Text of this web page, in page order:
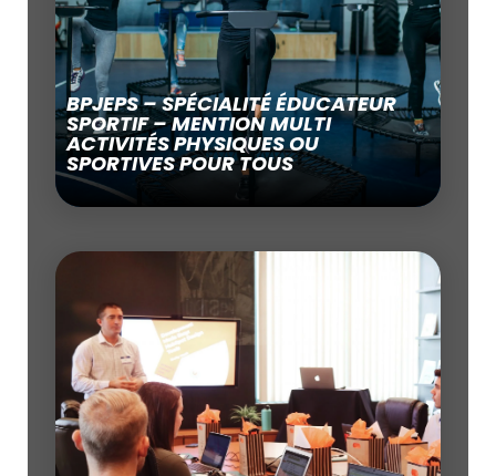
BPJEPS – SPÉCIALITÉ ÉDUCATEUR
SPORTIF – MENTION MULTI
ACTIVITÉS PHYSIQUES OU
SPORTIVES POUR TOUS